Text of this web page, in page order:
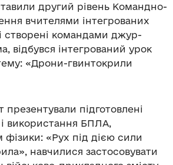
другий рівень Командно-
вчителями інтегрованих
створені командами джур-
відбувся інтегрований урок
«Дрони-гвинтокрили
презентували підготовлені
використання БПЛА,
фізики: «Рух під дією сили
навчилися застосовувати